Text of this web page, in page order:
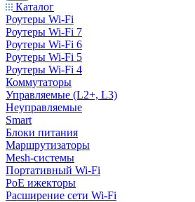
Каталог
Роутеры Wi-Fi
Роутеры Wi-Fi 7
Роутеры Wi-Fi 6
Роутеры Wi-Fi 5
Роутеры Wi-Fi 4
Коммутаторы
Управляемые (L2+, L3)
Неуправляемые
Smart
Блоки питания
Маршрутизаторы
Mesh-системы
Портативный Wi-Fi
PoE ижекторы
Расширение сети Wi‑Fi